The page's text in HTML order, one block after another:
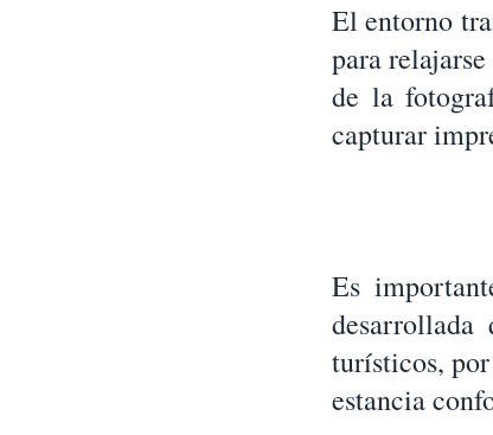
El entorno
para
de la
capturar
Es
turísticos,
estancia